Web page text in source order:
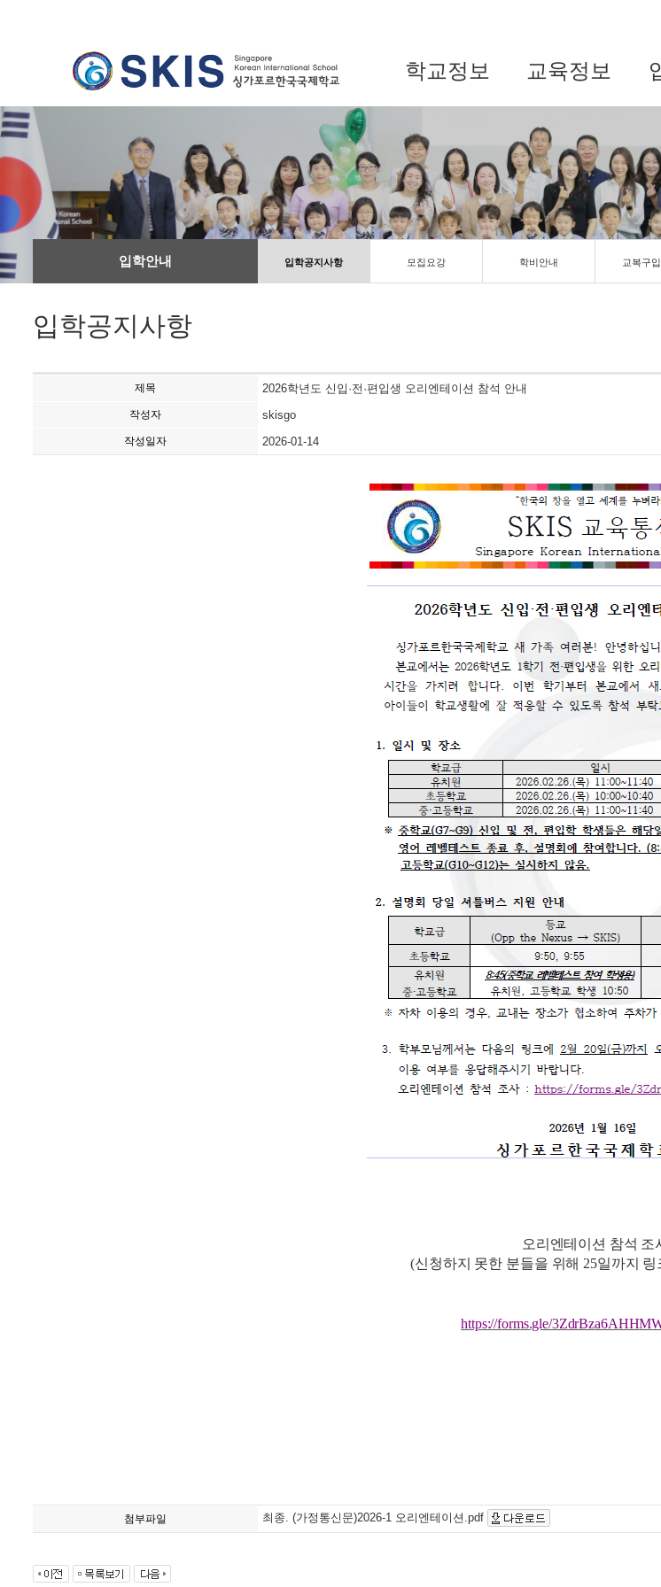
학교정보 교육정보
입학안내 입학공지사항 모집요강 학비안내 교복구
입학공지사항
제목 2026학년도 신입·전·편입생 오리엔테이션 참석 안내
작성자 skisgo
작성일자 2026-01-14
오리엔테이션 참석 조
(신청하지 못한 분들을 위해 25일까지
https://forms.gle/
첨부파일 최종. (가정통신문)2026-1 오리엔테이션.pdf